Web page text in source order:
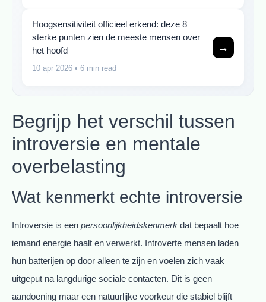
Hoogsensitiviteit officieel erkend: deze 8
sterke punten zien de meeste mensen over
het hoofd
10 apr 2026 • 6 min read
→
Begrijp het verschil tussen
introversie en mentale
overbelasting
Wat kenmerkt echte introversie
Introversie is een persoonlijkheidskenmerk dat bepaalt hoe
iemand energie haalt en verwerkt. Introverte mensen laden
hun batterijen op door alleen te zijn en voelen zich vaak
uitgeput na langdurige sociale contacten. Dit is geen
aandoening maar een natuurlijke voorkeur die stabiel blijft